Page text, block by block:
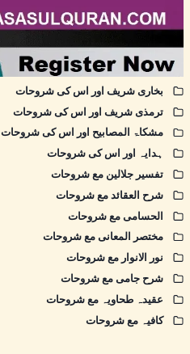
بخاری شریف اور اس کی شروحات
ترمذی شریف اور اس کی شروحات
مشکاۃ المصابیح اور اس کی شروحات
ہدایہ اور اس کی شروحات
تفسیر جلالین مع شروحات
شرح العقائد مع شروحات
الحسامی مع شروحات
مختصر المعانی مع شروحات
نور الانوار مع شروحات
شرح جامی مع شروحات
عقیدہ طحاویہ مع شروحات
کافیہ مع شروحات